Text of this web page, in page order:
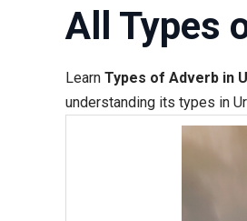
All Types
Learn Types of Adverb in
understanding its types in